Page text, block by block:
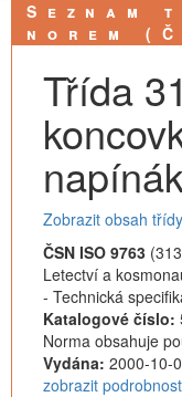
Seznam
norem
Třída
Zobrazit obsah
ČSN ISO 9763
Letectví a
- Technická
Katalogové číslo:
Norma obsahuje
Vydána: 2000-10-
zobrazit